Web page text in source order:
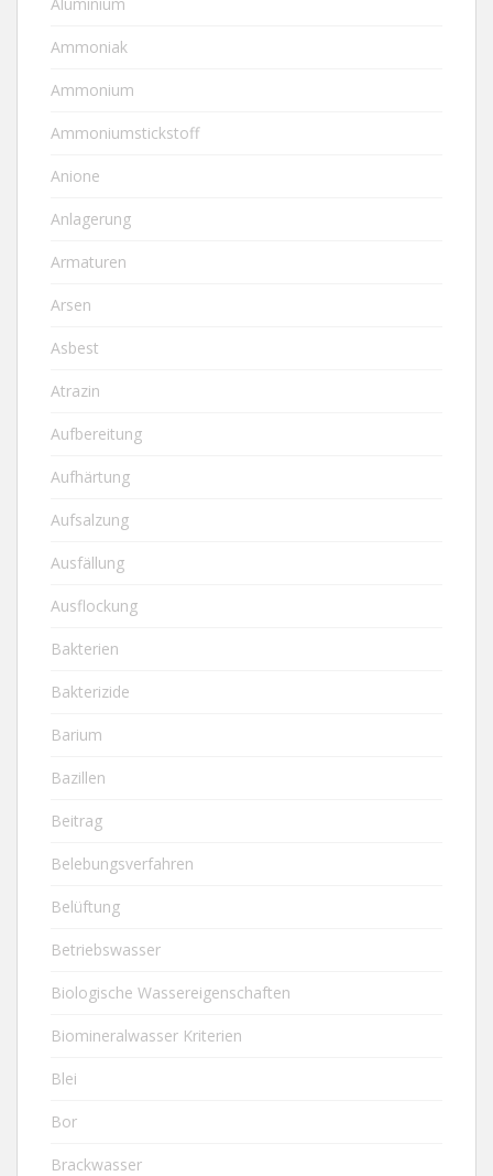
Ammoniak
Ammonium
Ammoniumstickstoff
Anione
Anlagerung
Armaturen
Arsen
Asbest
Atrazin
Aufbereitung
Aufhärtung
Aufsalzung
Ausfällung
Ausflockung
Bakterien
Bakterizide
Barium
Bazillen
Beitrag
Belebungsverfahren
Belüftung
Betriebswasser
Biologische Wassereigenschaften
Biomineralwasser Kriterien
Blei
Bor
Brackwasser